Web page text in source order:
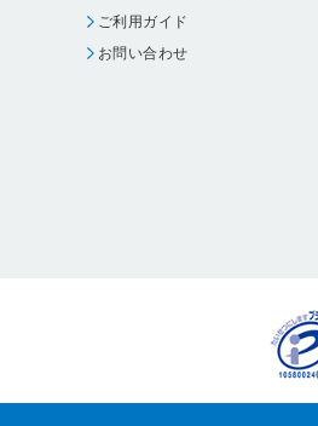
ご利用ガイド
お問い合わせ